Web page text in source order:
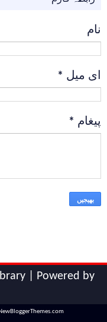
نام
ای میل *
پیغام *
| Powered by